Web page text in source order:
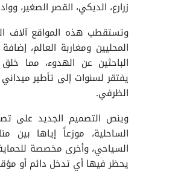
زرارع، الديكي، القصر الصغير،
وتستقطب هذه المواقع آلاف
المحليين ومغاربة العالم،
الباحثين عن الهدوء، مما
يفتقر لسنوات إلى تأطير ميداني
الظرفي.
​وينص التصميم الجديد على
الساحلية، موزعاً إياها بين
السياحي، وأخرى مخصصة للحماية
يحظر فيها أي تدخل دائم أو